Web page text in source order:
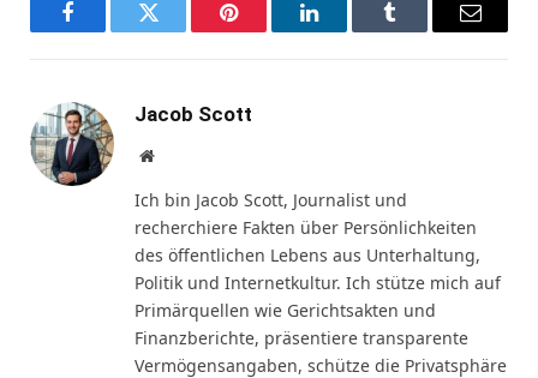
FacebookTwitter Pinterest LinkedInTumblr Email
Jacob Scott
Website
Ich bin Jacob Scott, Journalist und
recherchiere Fakten über Persönlichkeiten
des öffentlichen Lebens aus Unterhaltung,
Politik und Internetkultur. Ich stütze mich auf
Primärquellen wie Gerichtsakten und
Finanzberichte, präsentiere transparente
Vermögensangaben, schütze die Privatsphäre